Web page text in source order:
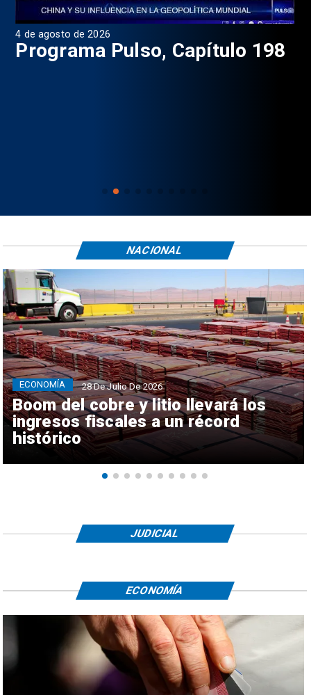
4 de agosto de 2026
Programa Pulso, Capítulo 198
Boom del cobre y litio llevará los
ingresos fiscales a un récord
histórico
ECONOMÍA 28 De Julio De 2026
NACIONAL
JUDICIAL
ECONOMÍA